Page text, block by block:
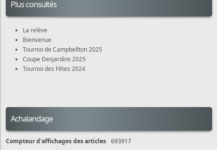
Plus consultés
La relève
Bienvenue
Tournoi de Campbellton 2025
Coupe Desjardins 2025
Tournoi des Fêtes 2024
Achalandage
Compteur d'affichages des articles 693917